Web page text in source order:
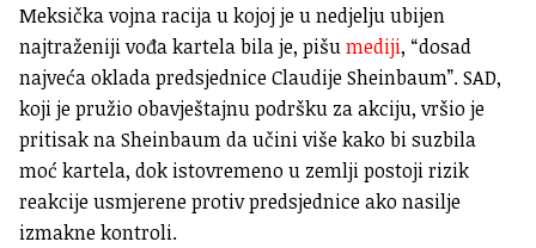
Meksička vojna racija u kojoj je u nedjelju ubijen
najtraženiji vođa kartela bila je, pišumediji, “dosad
najveća oklada predsjednice Claudije Sheinbaum”. SAD,
koji je pružio obavještajnu podršku za akciju, vršio je
pritisak na Sheinbaum da učini više kako bi suzbila
moć kartela, dok istovremeno u zemlji postoji rizik
reakcije usmjerene protiv predsjednice ako nasilje
izmakne kontroli.